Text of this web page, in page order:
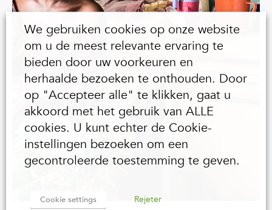
We gebruiken cookies op onze website
om u de meest relevante ervaring te
bieden door uw voorkeuren en
herhaalde bezoeken te onthouden. Door
op "Accepteer alle" te klikken, gaat u
akkoord met het gebruik van ALLE
cookies. U kunt echter de Cookie-
instellingen bezoeken om een
gecontroleerde toestemming te geven.
Cookie settings Rejeter